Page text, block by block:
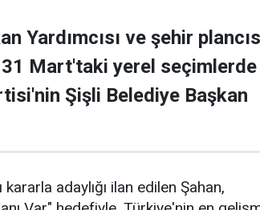
Yardımcısı ve şehir
31 Mart'taki yerel seçimlerde
Şişli Belediye Başkan
adaylığı ilan edilen Şahan,